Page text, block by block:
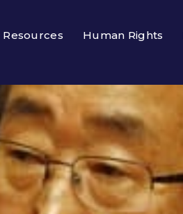
Human Rights
Resources